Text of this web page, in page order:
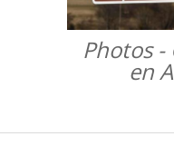
Photos
en